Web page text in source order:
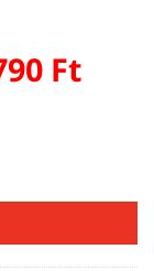
Ft
cementszürke